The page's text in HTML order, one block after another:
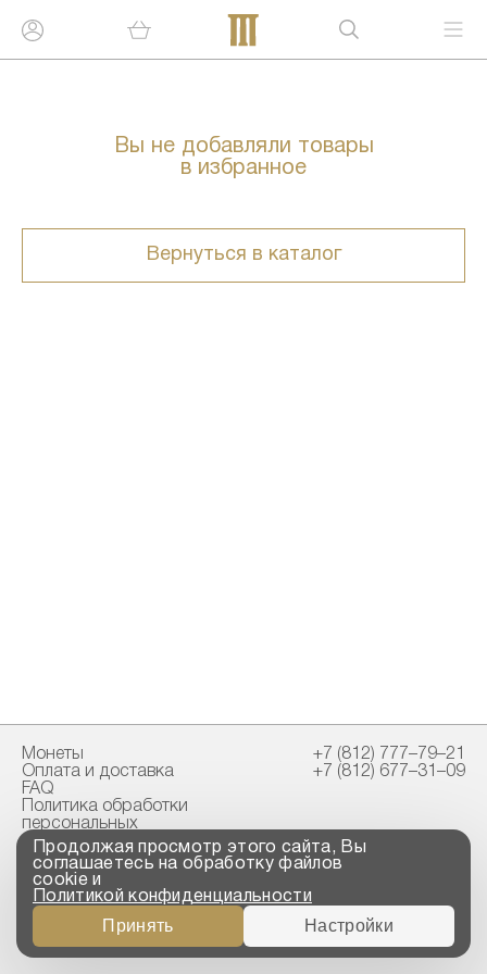
Вы не добавляли товары
в избранное
Вернуться в каталог
Монеты
Оплата и доставка
FAQ
Политика обработки
персональных
данных
Свидетельство
пробирной палаты
+7 (812) 777–79–21
+7 (812) 677–31–09
Copyright © 2023-2026
“ООО ТРОЙСКИЙ
СТАНДАРТ”
Продолжая просмотр этого сайта, Вы
соглашаетесь на обработку файлов
cookie и
Политикой конфиденциальности
Принять Настройки